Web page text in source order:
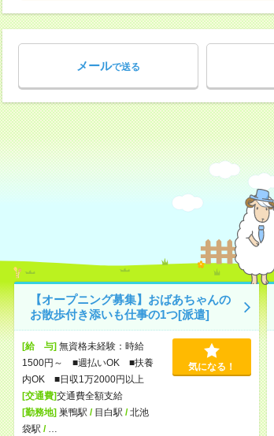
メールで送る
【オープニング募集】おばあちゃんの
お散歩付き添いも仕事の1つ[派遣]
[給 与]無資格未経験：時給
1500円～ ■週払いOK ■扶養
内OK ■日収1万2000円以上
[交通費]交通費全額支給
[勤務地]巣鴨駅 / 目白駅 /北池
袋駅 /
気になる！